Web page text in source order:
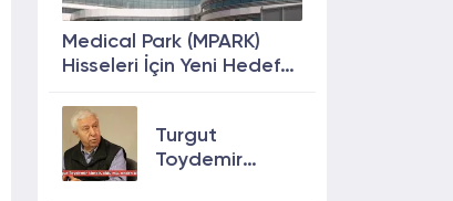
Medical Park (MPARK)
Hisseleri İçin Yeni Hedef
Potansiyeli
Turgut
Toydemir